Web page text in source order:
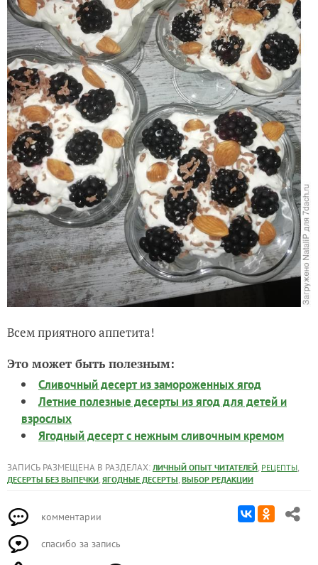
Всем приятного аппетита!
Это может быть полезным:
Сливочный десерт из замороженных ягод
Летние полезные десерты из ягод для детей и
взрослых
Ягодный десерт с нежным сливочным кремом
ЗАПИСЬ РАЗМЕЩЕНА В РАЗДЕЛАХ: ЛИЧНЫЙ ОПЫТ ЧИТАТЕЛЕЙ, РЕЦЕПТЫ,
ДЕСЕРТЫ БЕЗ ВЫПЕЧКИ, ЯГОДНЫЕ ДЕСЕРТЫ, ВЫБОР РЕДАКЦИИ
комментарии
спасибо за запись